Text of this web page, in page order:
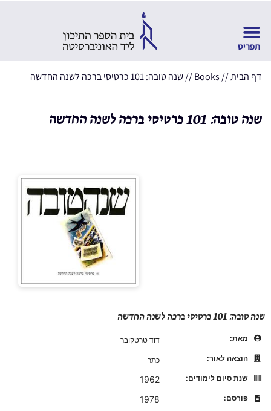
דף הבית//
Books
//שנה טובה: 101 כרטיסי ברכה לשנה החדשה
שנה טובה: 101 כרטיסי ברכה לשנה החדשה
שנה טובה: 101 כרטיסי ברכה לשנה החדשה
מאת:
דוד טרטקובר
הוצאה לאור:
כתר
שנת סיום לימודים:
1962
פורסם: 1978